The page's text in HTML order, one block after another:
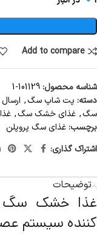
Add to compare
شناسه محصول:101129-1
دسته: پت شاپ سگ,
سگ, غذای خشک سگ,
برچسب:غذای سگ پروپلن
اشتراک گذاری:
توضیحات
غذا خشک سگ
کننده سیستم